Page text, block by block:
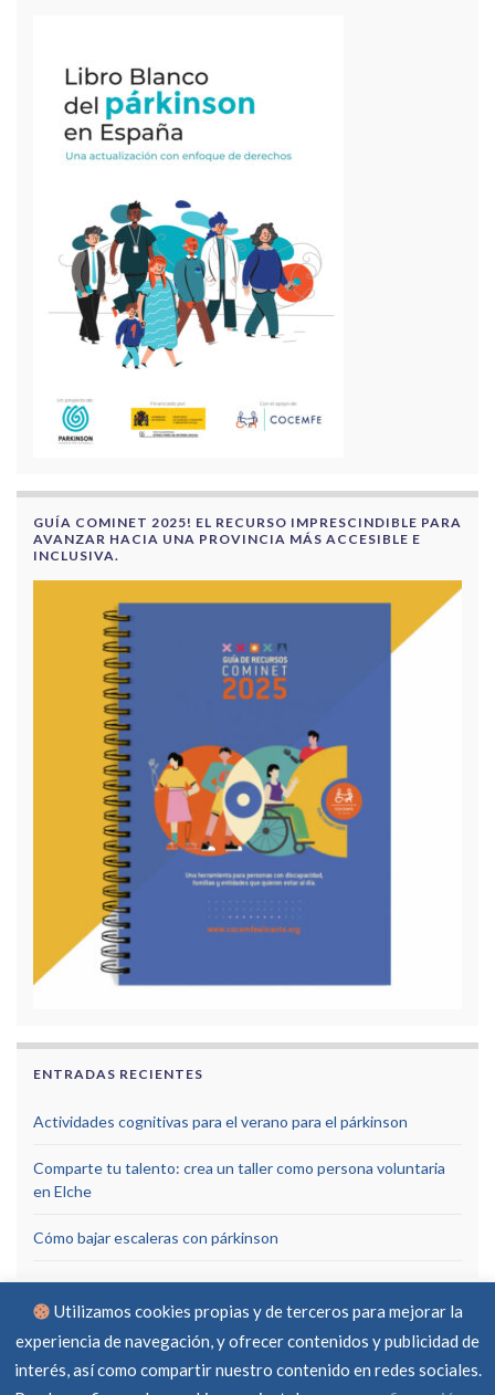
GUÍA COMINET 2025! EL RECURSO IMPRESCINDIBLE PARA
AVANZAR HACIA UNA PROVINCIA MÁS ACCESIBLE E
INCLUSIVA.
ENTRADAS RECIENTES
Actividades cognitivas para el verano para el párkinson
Comparte tu talento: crea un taller como persona voluntaria
en Elche
Cómo bajar escaleras con párkinson
Utilizamos cookies propias y de terceros para mejorar la
experiencia de navegación, y ofrecer contenidos y publicidad de
interés, así como compartir nuestro contenido en redes sociales.